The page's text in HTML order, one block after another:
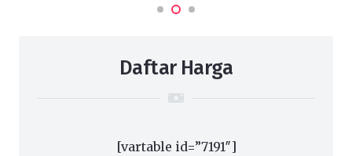
Daftar Harga
[vartable id=”7191″]